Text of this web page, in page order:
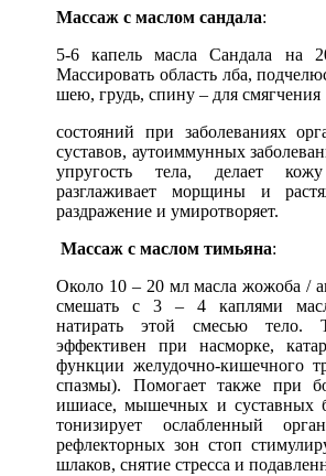
Массаж с маслом сандала:
5-6 капель масла Сандала на
Массировать область лба,
шею, грудь, спину – для смягчения
состояний при заболеваниях
суставов, аутоиммунных
упругость тела, делает кожу
разглаживает морщины и
раздражение и умиротворяет.
Массаж с маслом тимьяна:
Около 10 – 20 мл масла жожоба /
смешать с 3 – 4 каплями
натирать этой смесью тело.
эффективен при насморке,
функции желудочно-кишечного
спазмы). Помогает также при
ишиасе, мышечных и суставных
тонизирует ослабленный
рефлекторных зон стоп
шлаков, снятие стресса и